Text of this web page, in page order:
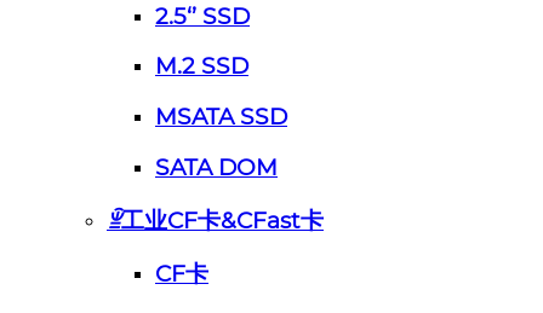
2.5‘’ SSD
M.2 SSD
MSATA SSD
SATA DOM
ꁇ工业CF卡&CFast卡
CF卡